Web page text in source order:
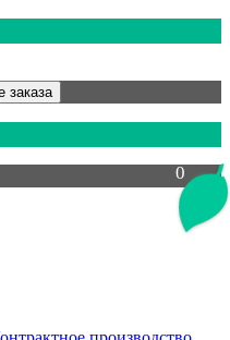
заказа
0